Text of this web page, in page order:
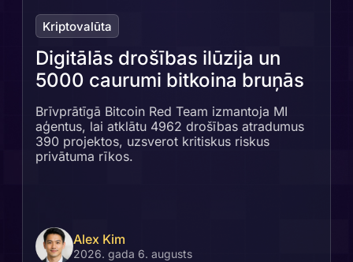
Kriptovalūta
Digitālās drošības ilūzija un
5000 caurumi bitkoina bruņās
Brīvprātīgā Bitcoin Red Team izmantoja MI
aģentus, lai atklātu 4962 drošības atradumus
390 projektos, uzsverot kritiskus riskus
privātuma rīkos.
Alex Kim
2026. gada 6. augusts